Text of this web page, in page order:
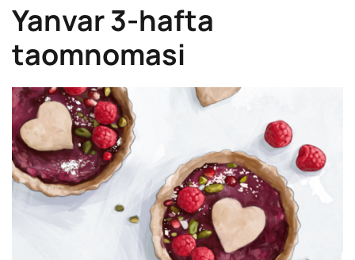
Yanvar 3-hafta
taomnomasi